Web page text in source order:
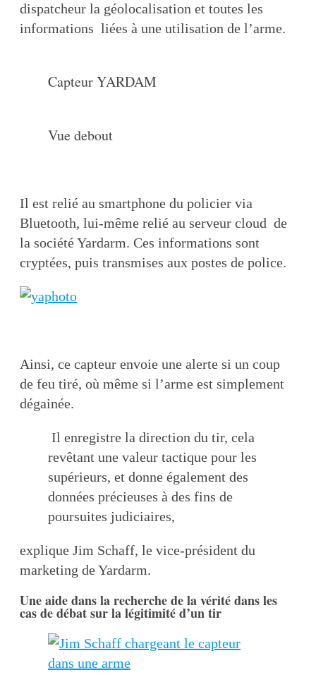
dispatcheur la géolocalisation et toutes les
informations liées à une utilisation de l’arme.
Capteur YARDAM
Vue debout
Il est relié au smartphone du policier via
Bluetooth, lui-même relié au serveur cloud de
la société Yardarm. Ces informations sont
cryptées, puis transmises aux postes de police.
Ainsi, ce capteur envoie une alerte si un coup
de feu tiré, où même si l’arme est simplement
dégainée.
Il enregistre la direction du tir, cela
revêtant une valeur tactique pour les
supérieurs, et donne également des
données précieuses à des fins de
poursuites judiciaires,
explique Jim Schaff, le vice-président du
marketing de Yardarm.
Une aide dans la recherche de la vérité dans les
cas de débat sur la légitimité d’un tir